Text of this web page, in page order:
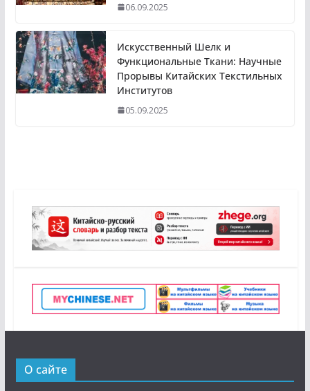
06.09.2025
Искусственный Шелк и
Функциональные Ткани: Научные
Прорывы Китайских Текстильных
Институтов
05.09.2025
О сайте